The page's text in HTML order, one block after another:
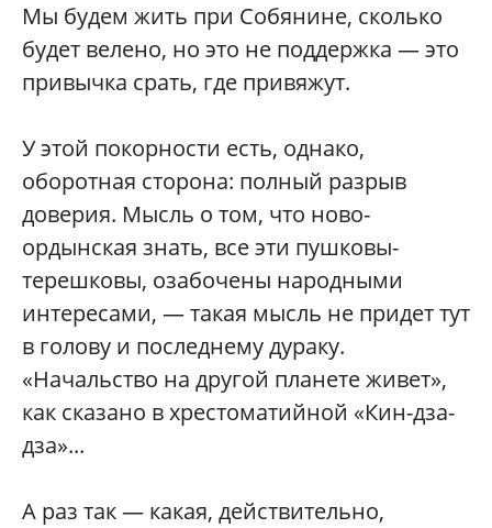
Мы будем жить при Собянине, сколько
будет велено, но это не поддержка — это
привычка срать, где привяжут.
У этой покорности есть, однако,
оборотная сторона: полный разрыв
доверия. Мысль о том, что ново-
ордынская знать, все эти пушковы-
терешковы, озабочены народными
интересами, — такая мысль не придет тут
в голову и последнему дураку.
«Начальство на другой планете живет»,
как сказано в хрестоматийной «Кин-дза-
дза»...
А раз так — какая, действительно,